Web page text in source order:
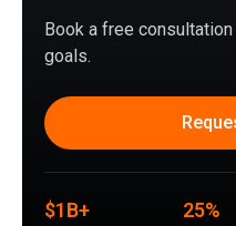
Book a free
goals.
$1B+ 25%